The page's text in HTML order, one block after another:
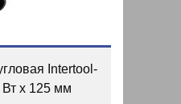
Intertool-
Вт x 125 мм